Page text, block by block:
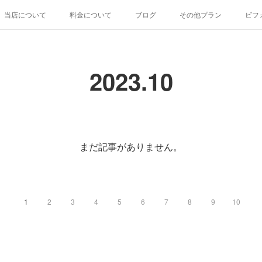
当店について 料金について ブログ その他プラン ビフ
2023.10
まだ記事がありません。
1 2 3 4 5 6 7 8 9 10